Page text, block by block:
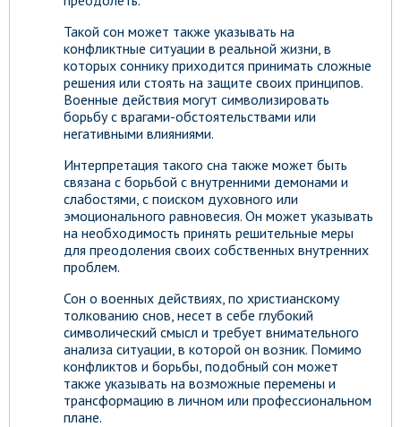
Такой сон может также указывать на
конфликтные ситуации в реальной жизни, в
которых соннику приходится принимать сложные
решения или стоять на защите своих принципов.
Военные действия могут символизировать
борьбу с врагами-обстоятельствами или
негативными влияниями.
Интерпретация такого сна также может быть
связана с борьбой с внутренними демонами и
слабостями, с поиском духовного или
эмоционального равновесия. Он может указывать
на необходимость принять решительные меры
для преодоления своих собственных внутренних
проблем.
Сон о военных действиях, по христианскому
толкованию снов, несет в себе глубокий
символический смысл и требует внимательного
анализа ситуации, в которой он возник. Помимо
конфликтов и борьбы, подобный сон может
также указывать на возможные перемены и
трансформацию в личном или профессиональном
плане.